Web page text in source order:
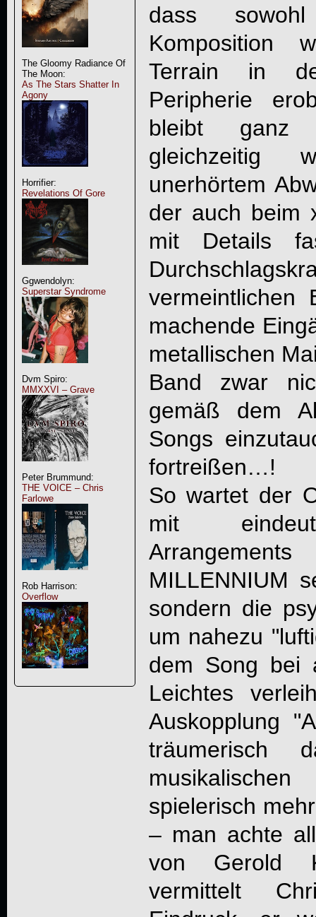
The Gloomy Radiance Of
The Moon:
As The Stars Shatter In
Agony
Horrifier:
Revelations Of Gore
Ggwendolyn:
Superstar Syndrome
Dvm Spiro:
MMXXVI – Grave
Peter Brummund:
THE VOICE – Chris
Farlowe
Rob Harrison:
Overflow
dass
Komposition
Terrain in
Peripherie
bleibt ganz
gleichzeitig
unerhörtem
der auch beim
mit Details
vermeintlichen
machende
metallischen
Band zwar
gemäß dem
Songs
fortreißen…!
So wartet der
mit
MILLENNIUM
sondern die
um nahezu
dem Song bei
Leichtes
Auskopplung
spielerisch
– man achte
von Gerold
vermittelt